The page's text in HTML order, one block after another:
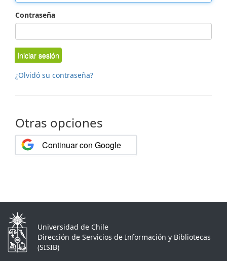
Contraseña
Iniciar sesión
¿Olvidó su contraseña?
Otras opciones
Continuar con Google
Universidad de Chile
Dirección de Servicios de Información y Bibliotecas
(SISIB)